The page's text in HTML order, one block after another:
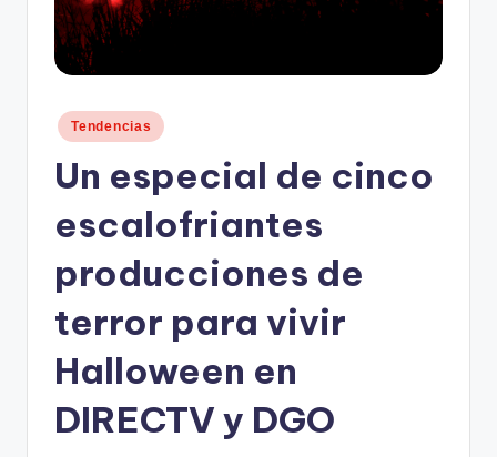
Publicado
en
Tendencias
Un especial de cinco
escalofriantes
producciones de
terror para vivir
Halloween en
DIRECTV y DGO